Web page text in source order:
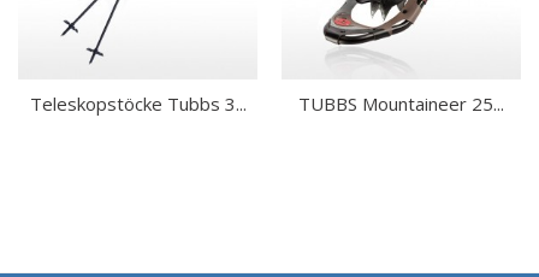
Teleskopstöcke Tubbs 3... TUBBS Mountaineer 25...